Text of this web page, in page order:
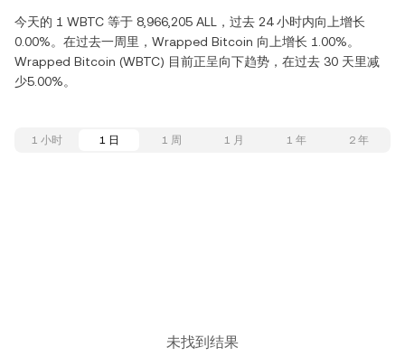
今天的 1 WBTC 等于 8,966,205 ALL，过去 24 小时内向上增长
0.00%。在过去一周里，Wrapped Bitcoin 向上增长 1.00%。
Wrapped Bitcoin (WBTC) 目前正呈向下趋势，在过去 30 天里减
少5.00%。
1 小时 1 日 1 周 1 月 1 年 2 年
未找到结果